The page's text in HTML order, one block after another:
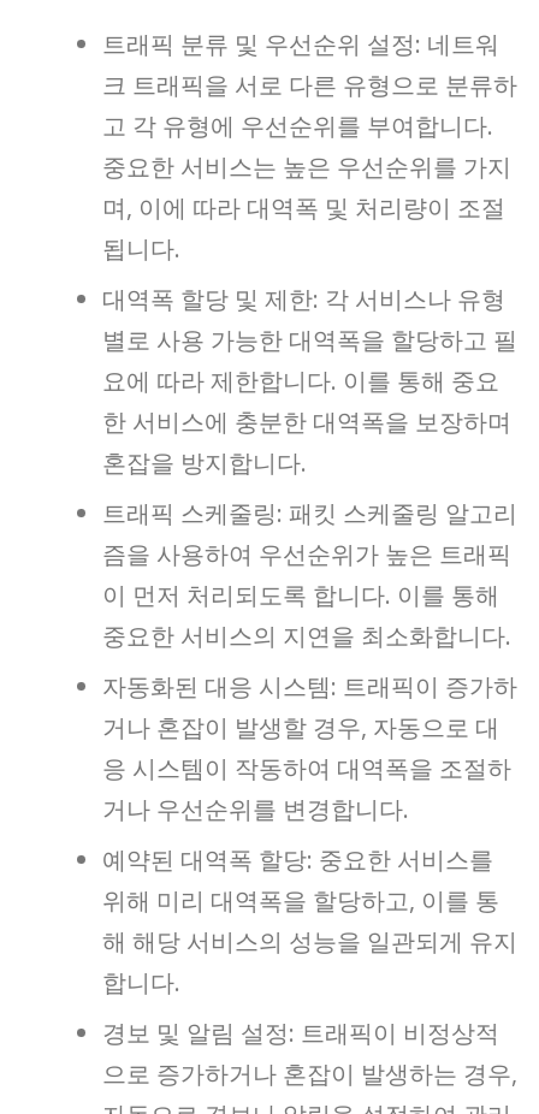
트래픽 분류 및 우선순위 설정: 네트워
크 트래픽을 서로 다른 유형으로 분류하
고 각 유형에 우선순위를 부여합니다.
중요한 서비스는 높은 우선순위를 가지
며, 이에 따라 대역폭 및 처리량이 조절
됩니다.
대역폭 할당 및 제한: 각 서비스나 유형
별로 사용 가능한 대역폭을 할당하고 필
요에 따라 제한합니다. 이를 통해 중요
한 서비스에 충분한 대역폭을 보장하며
혼잡을 방지합니다.
트래픽 스케줄링: 패킷 스케줄링 알고리
즘을 사용하여 우선순위가 높은 트래픽
이 먼저 처리되도록 합니다. 이를 통해
중요한 서비스의 지연을 최소화합니다.
자동화된 대응 시스템: 트래픽이 증가하
거나 혼잡이 발생할 경우, 자동으로 대
응 시스템이 작동하여 대역폭을 조절하
거나 우선순위를 변경합니다.
예약된 대역폭 할당: 중요한 서비스를
위해 미리 대역폭을 할당하고, 이를 통
해 해당 서비스의 성능을 일관되게 유지
합니다.
경보 및 알림 설정: 트래픽이 비정상적
으로 증가하거나 혼잡이 발생하는 경우,